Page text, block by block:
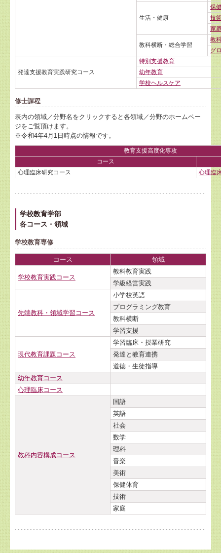
生活・健康
保
技
家
教科横断・総合学習
教
グ
発達支援教育実践研究コース
特別支援教育
幼年教育
学校ヘルスケア
修士課程
表内の領域／分野名をクリックすると各領域／分野のホームペー
ジをご覧頂けます。
※令和4年4月1日時点の情報です。
教育支援高度化専攻
コース
心理臨床研究コース
心理臨
学校教育学部
各コース・領域
学校教育専修
コース 領域
学校教育実践コース
教科教育実践
学級経営実践
先端教科・領域学習コース
小学校英語
プログラミング教育
教科横断
学習支援
現代教育課題コース
学習臨床・授業研究
発達と教育連携
道徳・生徒指導
幼年教育コース
心理臨床コース
教科内容構成コース
国語
英語
社会
数学
理科
音楽
美術
保健体育
技術
家庭